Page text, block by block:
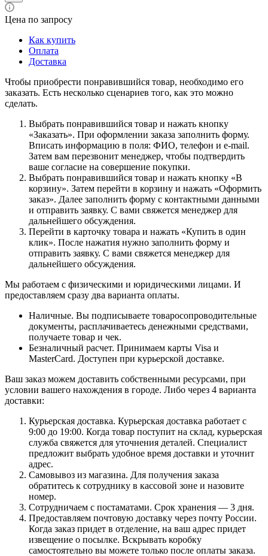
Цена по запросу
Как купить
Оплата
Доставка
Чтобы приобрести понравившийся товар, необходимо его
заказать. Есть несколько сценариев того, как это можно
сделать.
Выбрать понравившийся товар и нажать кнопку
«Заказать». При оформлении заказа заполнить форму.
Вписать информацию в поля: ФИО, телефон и e-mail.
Затем вам перезвонит менеджер, чтобы подтвердить
ваше согласие на совершение покупки.
Выбрать понравившийся товар и нажать кнопку «В
корзину». Затем перейти в корзину и нажать «Оформить
заказ». Далее заполнить форму с контактными данными
и отправить заявку. С вами свяжется менеджер для
дальнейшего обсуждения.
Перейти в карточку товара и нажать «Купить в один
клик». После нажатия нужно заполнить форму и
отправить заявку. С вами свяжется менеджер для
дальнейшего обсуждения.
Мы работаем с физическими и юридическими лицами. И
предоставляем сразу два варианта оплаты.
Наличные. Вы подписываете товаросопроводительные
документы, расплачиваетесь денежными средствами,
получаете товар и чек.
Безналичный расчет. Принимаем карты Visa и
MasterCard. Доступен при курьерской доставке.
Ваш заказ можем доставить собственными ресурсами, при
условии вашего нахождения в городе. Либо через 4 варианта
доставки:
Курьерская доставка. Курьерская доставка работает с
9:00 до 19:00. Когда товар поступит на склад, курьерская
служба свяжется для уточнения деталей. Специалист
предложит выбрать удобное время доставки и уточнит
адрес.
Самовывоз из магазина. Для получения заказа
обратитесь к сотруднику в кассовой зоне и назовите
номер.
Сотрудничаем с постаматами. Срок хранения — 3 дня.
Предоставляем почтовую доставку через почту России.
Когда заказ придет в отделение, на ваш адрес придет
извещение о посылке. Вскрывать коробку
самостоятельно вы можете только после оплаты заказа.